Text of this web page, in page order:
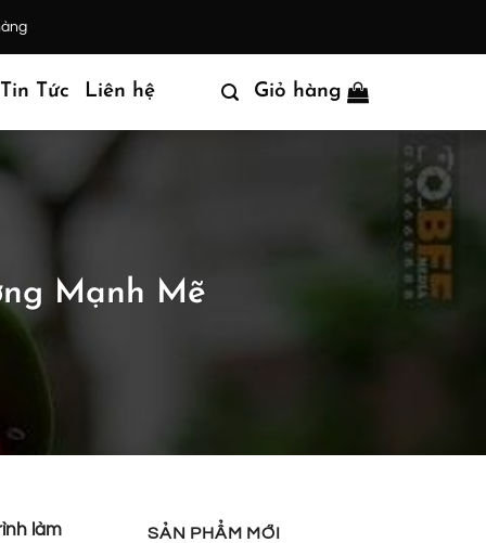
Tin Tức Liên hệ Giỏ hàng
Mạnh Mẽ
làm
SẢN PHẨM MỚI